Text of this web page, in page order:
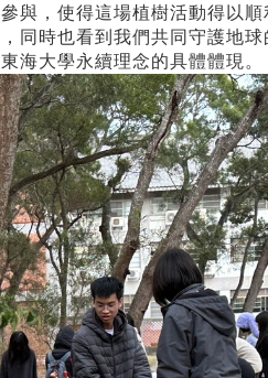
與，使得這場植樹活動得以
同時也看到我們共同守護地球
海大學永續理念的具體體現。